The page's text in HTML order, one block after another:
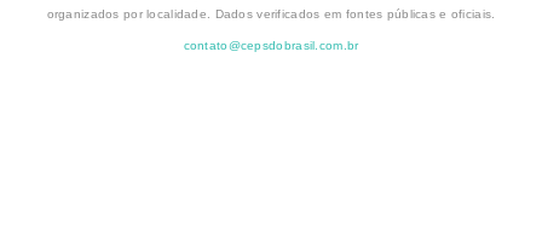
organizados por localidade. Dados verificados em fontes públicas e oficiais.
contato@cepsdobrasil.com.br